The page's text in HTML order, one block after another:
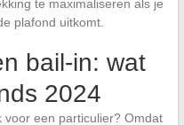
te maximaliseren als je
plafond uitkomt.
bail-in: wat
2024
voor een particulier? Omdat